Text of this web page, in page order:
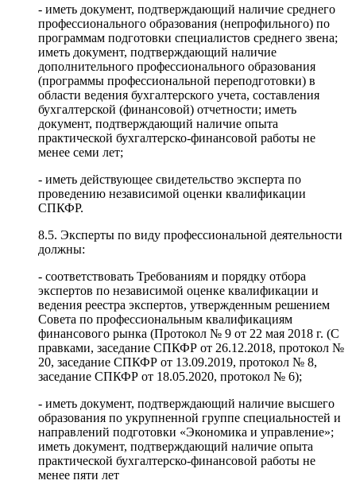
- иметь документ, подтверждающий наличие среднего
профессионального образования (непрофильного) по
программам подготовки специалистов среднего звена;
иметь документ, подтверждающий наличие
дополнительного профессионального образования
(программы профессиональной переподготовки) в
области ведения бухгалтерского учета, составления
бухгалтерской (финансовой) отчетности; иметь
документ, подтверждающий наличие опыта
практической бухгалтерско-финансовой работы не
менее семи лет;
- иметь действующее свидетельство эксперта по
проведению независимой оценки квалификации
СПКФР.
8.5. Эксперты по виду профессиональной деятельности
должны:
- соответствовать Требованиям и порядку отбора
экспертов по независимой оценке квалификации и
ведения реестра экспертов, утвержденным решением
Совета по профессиональным квалификациям
финансового рынка (Протокол № 9 от 22 мая 2018 г. (С
правками, заседание СПКФР от 26.12.2018, протокол №
20, заседание СПКФР от 13.09.2019, протокол № 8,
заседание СПКФР от 18.05.2020, протокол № 6);
- иметь документ, подтверждающий наличие высшего
образования по укрупненной группе специальностей и
направлений подготовки «Экономика и управление»;
иметь документ, подтверждающий наличие опыта
практической бухгалтерско-финансовой работы не
менее пяти лет